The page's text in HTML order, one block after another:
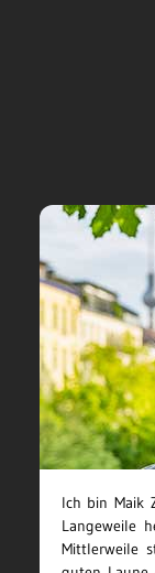
Ich bin Maik
Langeweile
Mittlerweile